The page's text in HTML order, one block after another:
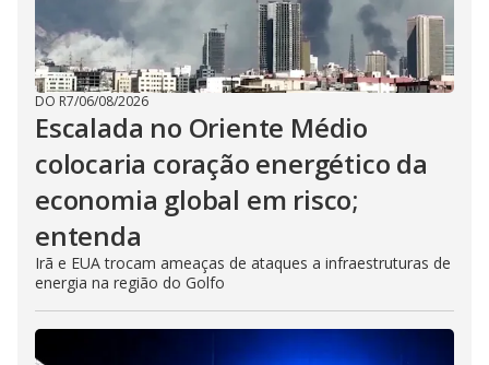
DO R7/06/08/2026
Escalada no Oriente Médio
colocaria coração energético da
economia global em risco;
entenda
Irã e EUA trocam ameaças de ataques a infraestruturas de
energia na região do Golfo